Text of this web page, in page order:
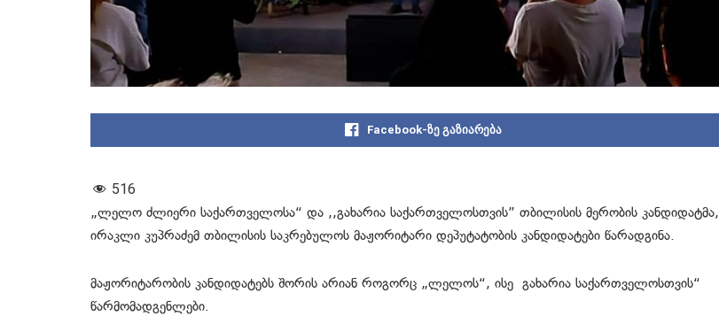
Facebook-ზე გაზიარება
516
„ლელო ძლიერი საქართველოსა“ და ,,გახარია საქართველოსთვის” თბილისის მერობის კანდიდატმა,
ირაკლი კუპრაძემ თბილისის საკრებულოს მაჟორიტარი დეპუტატობის კანდიდატები წარადგინა.
მაჟორიტარობის კანდიდატებს შორის არიან როგორც „ლელოს“, ისე გახარია საქართველოსთვის“
წარმომადგენლები.